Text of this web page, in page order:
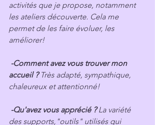
activités que je propose, notamment
les ateliers découverte. Cela me
permet de les faire évoluer, les
améliorer!
-Comment avez vous trouver mon
accueil ? Très adapté, sympathique,
chaleureux et attentionné!
-Qu'avez vous apprécié ? La variété
des supports,"outils" utilisés qui